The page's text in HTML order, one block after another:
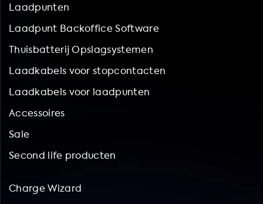
Laadpunten
Laadpunt Backoffice Software
Thuisbatterij Opslagsystemen
Laadkabels voor stopcontacten
Laadkabels voor laadpunten
Accessoires
Sale
Second life producten
Charge Wizard